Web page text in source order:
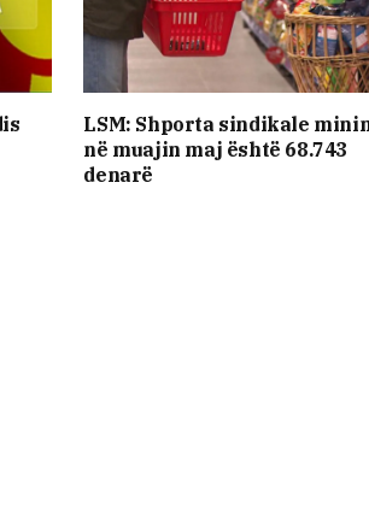
LSM: Shporta sindikale
në muajin maj është 68.743
denarë